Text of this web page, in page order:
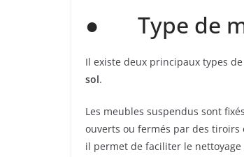
● Type de
Il existe deux principaux types
sol.
Les meubles suspendus sont
ouverts ou fermés par des
il permet de faciliter le nettoyage